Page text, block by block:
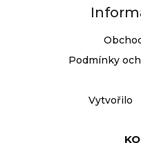
Podmínky
Vytvořilo